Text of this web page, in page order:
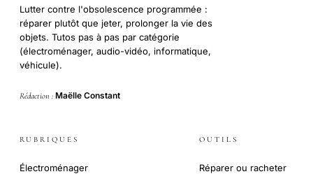
Lutter contre l'obsolescence programmée :
réparer plutôt que jeter, prolonger la vie des
objets. Tutos pas à pas par catégorie
(électroménager, audio-vidéo, informatique,
véhicule).
Rédaction : Maëlle Constant
RUBRIQUES
Électroménager
OUTILS
Réparer ou racheter